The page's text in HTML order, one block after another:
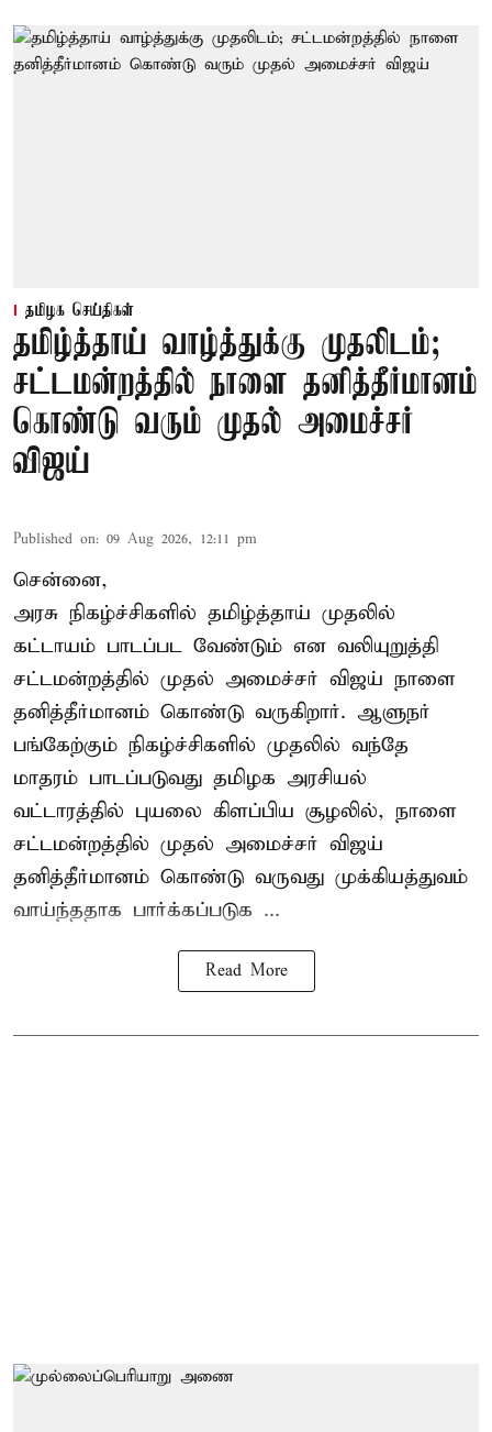
தமிழக செய்திகள்
தமிழ்த்தாய் வாழ்த்துக்கு முதலிடம்;
சட்டமன்றத்தில் நாளை தனித்தீர்மானம்
கொண்டு வரும் முதல் அமைச்சர்
விஜய்
Published on: 09 Aug 2026, 12:11 pm
சென்னை,
அரசு நிகழ்ச்சிகளில் தமிழ்த்தாய் முதலில்
கட்டாயம் பாடப்பட வேண்டும் என வலியுறுத்தி
சட்டமன்றத்தில் முதல் அமைச்சர் விஜய் நாளை
தனித்தீர்மானம் கொண்டு வருகிறார். ஆளுநர்
பங்கேற்கும் நிகழ்ச்சிகளில் முதலில் வந்தே
மாதரம் பாடப்படுவது தமிழக அரசியல்
வட்டாரத்தில் புயலை கிளப்பிய சூழலில், நாளை
சட்டமன்றத்தில் முதல் அமைச்சர் விஜய்
தனித்தீர்மானம் கொண்டு வருவது முக்கியத்துவம்
வாய்ந்ததாக பார்க்கப்படுக ...
Read More